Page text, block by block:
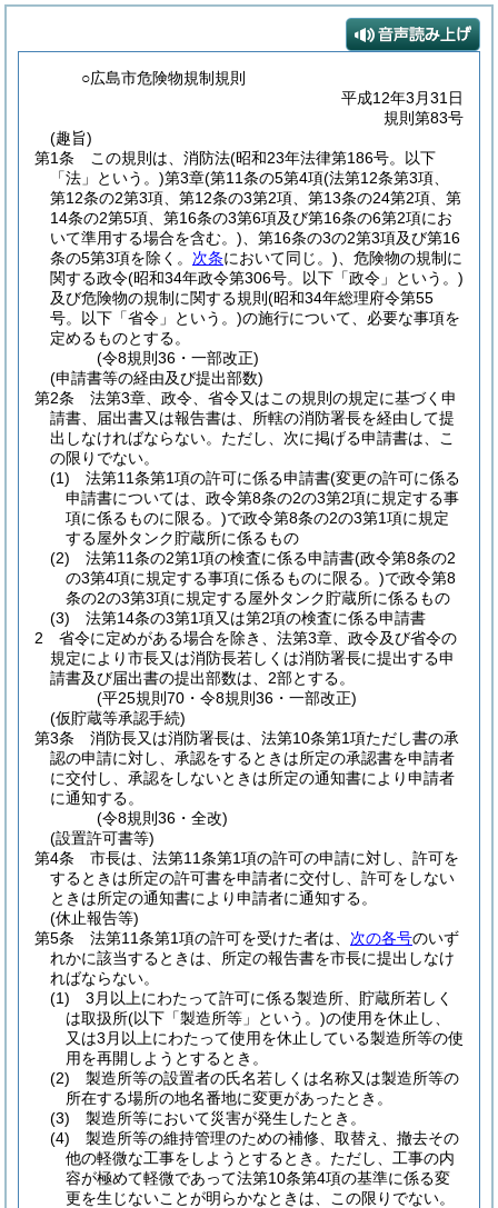
○広島市危険物規制規則
平成12年3月31日
規則第83号
(趣旨)
第1条
この規則は、消防法(昭和23年法律第186号。以下
「法」という。)第3章(第11条の5第4項(法第12条第3項、
第12条の2第3項、第12条の3第2項、第13条の24第2項、第
14条の2第5項、第16条の3第6項及び第16条の6第2項にお
いて準用する場合を含む。) 、第16条の3の2第3項及び第16
条の5第3項を除く。 次条において同じ。) 、危険物の規制に
関する政令(昭和34年政令第306号。以下「政令」という。)
及び危険物の規制に関する規則 (昭和34年総理府令第55
号。以下「省令」という。)の施行について、必要な事項を
定めるものとする。
(令8規則36・一部改正)
(申請書等の経由及び提出部数)
第2条
法第3章、政令、省令又はこの規則の規定に基づく申
請書、届出書又は報告書は、所轄の消防署長を経由して提
出しなければならない。 ただし、次に掲げる申請書は、こ
の限りでない。
(1)
法第11条第1項の許可に係る申請書(変更の許可に係る
申請書については、政令第8条の2の3第2項に規定する事
項に係るものに限る。)で政令第8条の2の3第1項に規定
する屋外タンク貯蔵所に係るもの
(2)
法第11条の2第1項の検査に係る申請書(政令第8条の2
の3第4項に規定する事項に係るものに限る。)で政令第8
条の2の3第3項に規定する屋外タンク貯蔵所に係るもの
(3)
法第14条の3第1項又は第2項の検査に係る申請書
2
省令に定めがある場合を除き、法第3章、政令及び省令の
規定により市長又は消防長若しくは消防署長に提出する申
請書及び届出書の提出部数は、2部とする。
(平25規則70・令8規則36・一部改正)
(仮貯蔵等承認手続)
第3条
消防長又は消防署長は、法第10条第1項ただし書の承
認の申請に対し、承認をするときは所定の承認書を申請者
に交付し、承認をしないときは所定の通知書により申請者
に通知する。
(令8規則36・全改)
(設置許可書等)
第4条
市長は、法第11条第1項の許可の申請に対し、許可を
するときは所定の許可書を申請者に交付し、許可をしない
ときは所定の通知書により申請者に通知する。
(休止報告等)
第5条
法第11条第1項の許可を受けた者は、 次の各号のいず
れかに該当するときは、所定の報告書を市長に提出しなけ
ればならない。
(1)
3月以上にわたって許可に係る製造所、貯蔵所若しく
は取扱所(以下「製造所等」という。)の使用を休止し、
又は3月以上にわたって使用を休止している製造所等の使
用を再開しようとするとき。
(2)
製造所等の設置者の氏名若しくは名称又は製造所等の
所在する場所の地名番地に変更があったとき。
(3)
製造所等において災害が発生したとき。
(4)
製造所等の維持管理のための補修、取替え、撤去その
他の軽微な工事をしようとするとき。 ただし、工事の内
容が極めて軽微であって法第10条第4項の基準に係る変
更を生じないことが明らかなときは、この限りでない。